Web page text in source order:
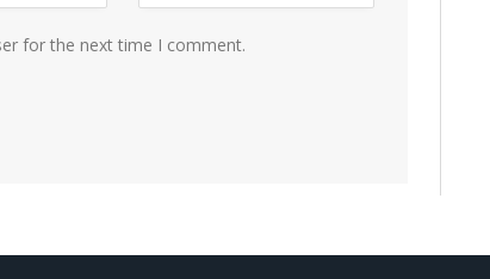
for the next time I comment.